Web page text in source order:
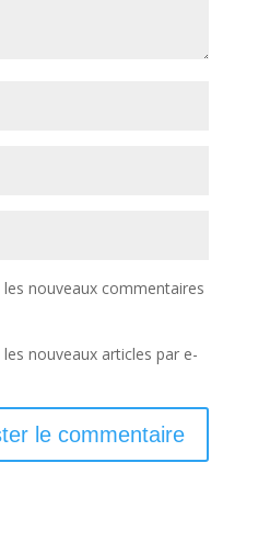
nouveaux commentaires
nouveaux articles par e-